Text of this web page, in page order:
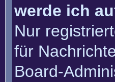
werde ich
Nur
für
Board-